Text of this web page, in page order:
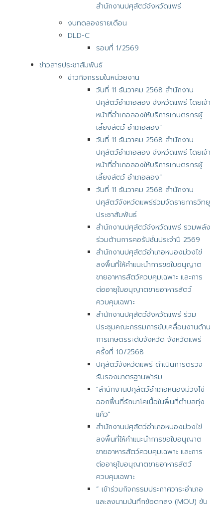
สำนักงานปศุสัตว์จังหวัดแพร่
งบทดลองรายเดือน
DLD-C
รอบที่ 1/2569
ข่าวสารประชาสัมพันธ์
ข่าวกิจกรรมในหน่วยงาน
วันที่ 11 ธันวาคม 2568 สำนักงาน
ปศุสัตว์อำเภอลอง จังหวัดแพร่ โดยเจ้า
หน้าที่อำเภอลองให้บริการเกษตรกรผู้
เลี้ยงสัตว์ อำเภอลอง”
วันที่ 11 ธันวาคม 2568 สำนักงาน
ปศุสัตว์อำเภอลอง จังหวัดแพร่ โดยเจ้า
หน้าที่อำเภอลองให้บริการเกษตรกรผู้
เลี้ยงสัตว์ อำเภอลอง”
วันที่ 11 ธันวาคม 2568 สำนักงาน
ปศุสัตว์จังหวัดแพร่ร่วมจัดรายการวิทยุ
ประชาสัมพันธ์
สำนักงานปศุสัตว์จังหวัดแพร่ รวมพลัง
ร่วมต้านการคอรัปชั่นประจำปี 2569
สำนักงานปศุสัตว์อำเภอหนองม่วงไข่
ลงพื้นที่ให้คำแนะนำการขอใบอนุญาต
ขายอาหารสัตว์ควบคุมเฉพาะ และการ
ต่ออายุใบอนุญาตขายอาหารสัตว์
ควบคุมเฉพาะ
สำนักงานปศุสัตว์จังหวัดแพร่ ร่วม
ประชุมคณะกรรมการขับเคลื่อนงานด้าน
การเกษตรระดับจังหวัด จังหวัดแพร่
ครั้งที่ 10/2568
ปศุสัตว์จังหวัดแพร่ ดำเนินการตรวจ
รับรองมาตรฐานฟาร์ม
"สำนักงานปศุสัตว์อำเภอหนองม่วงไข่
ออกพื้นที่รักษาโคเนื้อในพื้นที่ตำบลทุ่ง
แค้ว"
สำนักงานปศุสัตว์อำเภอหนองม่วงไข่
ลงพื้นที่ให้คำแนะนำการขอใบอนุญาต
ขายอาหารสัตว์ควบคุมเฉพาะ และการ
ต่ออายุใบอนุญาตขายอาหารสัตว์
ควบคุมเฉพาะ
“ เข้าร่วมกิจกรรมประกาศวาระอำเภอ
และลงนามบันทึกข้อตกลง (MOU) ขับ